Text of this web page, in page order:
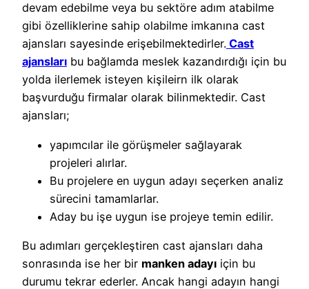
devam edebilme veya bu sektöre adım atabilme
gibi özelliklerine sahip olabilme imkanına cast
ajansları sayesinde erişebilmektedirler. Cast
ajansları bu bağlamda meslek kazandırdığı için bu
yolda ilerlemek isteyen kişileirn ilk olarak
başvurduğu firmalar olarak bilinmektedir. Cast
ajansları;
yapımcılar ile görüşmeler sağlayarak
projeleri alırlar.
Bu projelere en uygun adayı seçerken analiz
sürecini tamamlarlar.
Aday bu işe uygun ise projeye temin edilir.
Bu adımları gerçekleştiren cast ajansları daha
sonrasında ise her bir manken adayı için bu
durumu tekrar ederler. Ancak hangi adayın hangi